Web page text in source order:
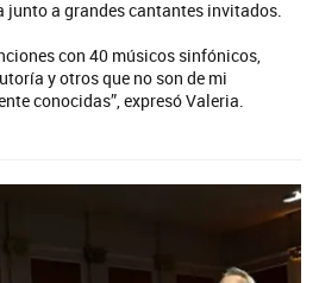
junto a grandes cantantes invitados.
con 40 músicos sinfónicos,
y otros que no son de mi
conocidas”, expresó Valeria.